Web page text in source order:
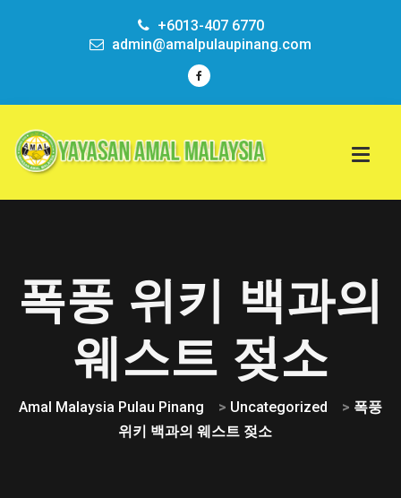
+6013-407 6770
admin@amalpulaupinang.com
폭풍 위키 백과의
웨스트 젖소
Amal Malaysia Pulau Pinang > Uncategorized > 폭풍
위키 백과의 웨스트 젖소